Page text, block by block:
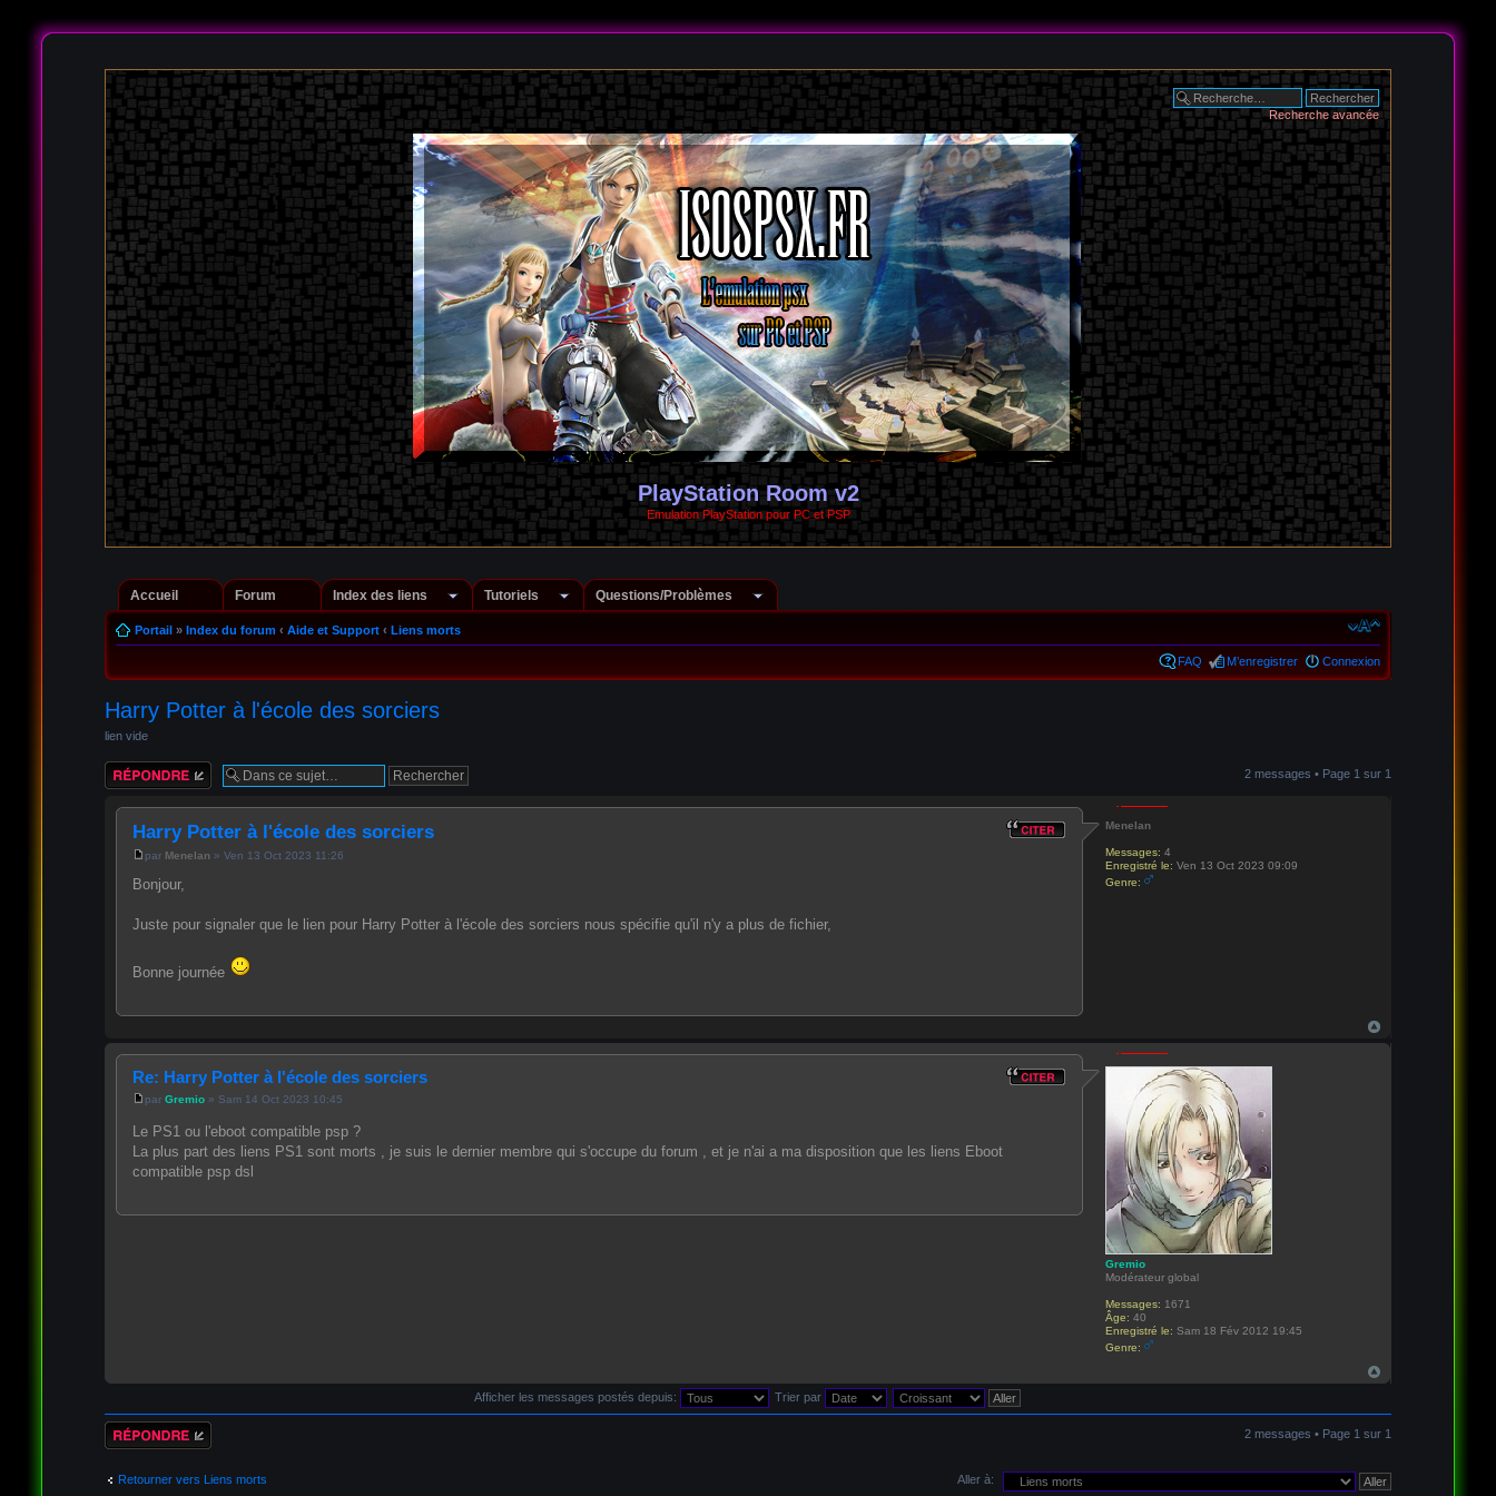
Recherche avancée
PlayStation Room v2
Emulation PlayStation pour PC et PSP
Accueil Forum Index des liens Tutoriels Questions/Problèmes
Portail» Index du forum ‹ Aide et Support ‹ Liens morts
FAQ M’enregistrer Connexion
Harry Potter à l'école des sorciers
lien vide
Répondre 2 messages • Page 1 sur 1
Harry Potter à l'école des sorciers
par Menelan » Ven 13 Oct 2023 11:26
Bonjour,
Juste pour signaler que le lien pour Harry Potter à l'école des sorciers nous spécifie qu'il n'y a plus de fichier,
Bonne journée
Menelan
Messages: 4
Enregistré le: Ven 13 Oct 2023 09:09
Genre:
Re: Harry Potter à l'école des sorciers
par Gremio» Sam 14 Oct 2023 10:45
Le PS1 ou l'eboot compatible psp ?
La plus part des liens PS1 sont morts , je suis le dernier membre qui s'occupe du forum , et je n'ai a ma disposition que les liens Eboot
compatible psp dsl
Gremio
Modérateur global
Messages: 1671
Âge: 40
Enregistré le: Sam 18 Fév 2012 19:45
Genre:
Afficher les messages postés depuis: Trier par
Répondre 2 messages • Page 1 sur 1
Retourner vers Liens morts Aller à: